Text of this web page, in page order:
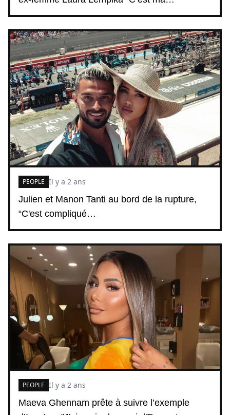
Julien et Manon Tanti au bord de la rupture,
“C'est compliqué…
PEOPLE Il y a 2 ans
Maeva Ghennam prête à suivre l’exemple
PEOPLE Il y a 2 ans